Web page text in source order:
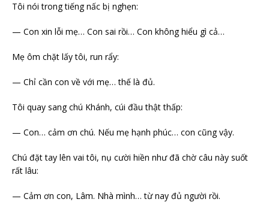
Tôi nói trong tiếng nấc bị nghẹn:
— Con xin lỗi mẹ… Con sai rồi… Con không hiểu gì cả…
Mẹ ôm chặt lấy tôi, run rẩy:
— Chỉ cần con về với mẹ… thế là đủ.
Tôi quay sang chú Khánh, cúi đầu thật thấp:
— Con… cảm ơn chú. Nếu mẹ hạnh phúc… con cũng vậy.
Chú đặt tay lên vai tôi, nụ cười hiền như đã chờ câu này suốt
rất lâu:
— Cảm ơn con, Lâm. Nhà mình… từ nay đủ người rồi.